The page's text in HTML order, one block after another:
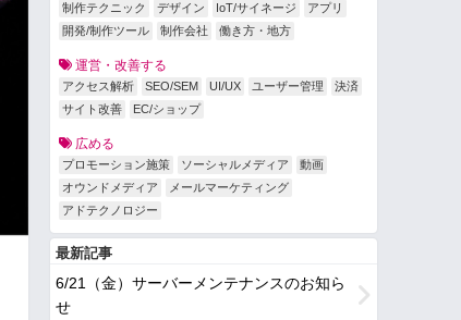
制作テクニック デザイン IoT/サイネージ
アプリ
開発/制作ツール
制作会社 働き方・地方
運営・改善する
アクセス解析 SEO/SEM UI/UX ユーザー管理
決済
サイト改善
EC/ショップ
広める
プロモーション施策 ソーシャルメディア
動画
オウンドメディア
メールマーケティング
アドテクノロジー
最新記事
6/21（金）サーバーメンテナンスのお知ら
せ